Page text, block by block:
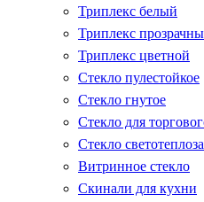
Триплекс белый
Триплекс
Триплекс цветной
Стекло пулестойкое
Стекло гнутое
Стекло для
Стекло
Витринное стекло
Скинали для кухни